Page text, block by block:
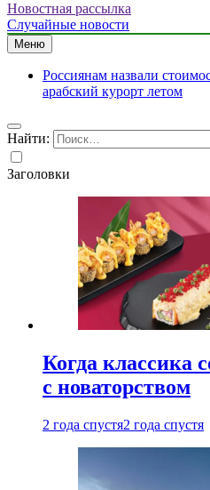
Новостная рассылка
Случайные новости
Меню
Россиянам назвали
арабский курорт летом
Найти:
Заголовки
Когда классика
с новаторством
2 года спустя2 года спустя